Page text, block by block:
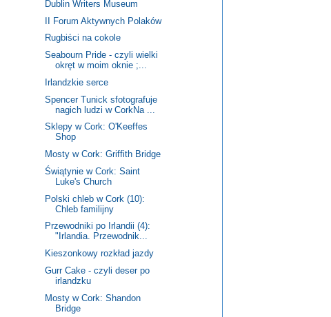
Dublin Writers Museum
II Forum Aktywnych Polaków
Rugbiści na cokole
Seabourn Pride - czyli wielki
okręt w moim oknie ;...
Irlandzkie serce
Spencer Tunick sfotografuje
nagich ludzi w CorkNa ...
Sklepy w Cork: O'Keeffes
Shop
Mosty w Cork: Griffith Bridge
Świątynie w Cork: Saint
Luke's Church
Polski chleb w Cork (10):
Chleb familijny
Przewodniki po Irlandii (4):
"Irlandia. Przewodnik...
Kieszonkowy rozkład jazdy
Gurr Cake - czyli deser po
irlandzku
Mosty w Cork: Shandon
Bridge